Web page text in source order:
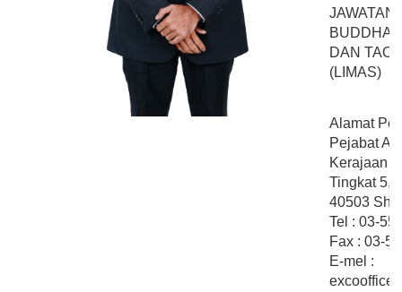
BUDDHA,
DAN TAO
(LIMAS)
Alamat
Pejabat
Kerajaan
Tingkat 5,
40503
Tel : 03-
Fax : 03-
E-mel :